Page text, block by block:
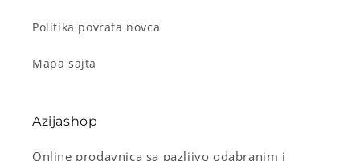
Politika povrata novca
Mapa sajta
Azijashop
Online prodavnica sa pazljivo odabranim i